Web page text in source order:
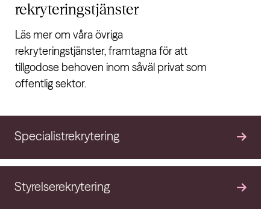
rekryteringstjänster
Läs mer om våra övriga
rekryteringstjänster, framtagna för att
tillgodose behoven inom såväl privat som
offentlig sektor.
Specialistrekrytering
Styrelserekrytering